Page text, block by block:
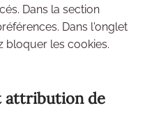
Dans la section
Dans l'onglet
bloquer les cookies.
attribution de